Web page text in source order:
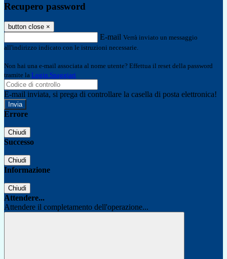
Recupero password
button close ×
E-mail Verrà inviato un messaggio
all'indirizzo indicato con le istruzioni necessarie.
Non hai una e-mail associata al nome utente? Effettua il reset della password
tramite la Login Spaggiari
E-mail inviata, si prega di controllare la casella di posta elettronica!
Errore
Chiudi
Successo
Chiudi
Informazione
Chiudi
Attendere...
Attendere il completamento dell'operazione...